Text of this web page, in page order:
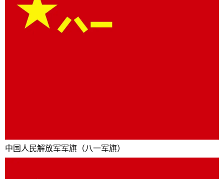
中国人民解放军军旗（八一军旗）